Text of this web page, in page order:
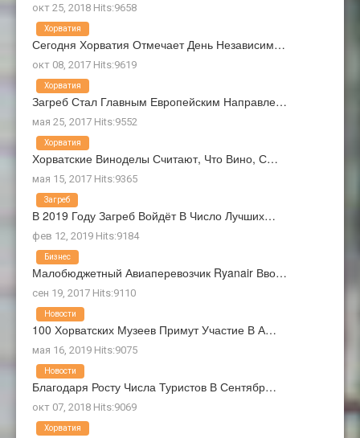
окт 25, 2018 Hits:9658
Сегодня Хорватия Отмечает День Независим…
окт 08, 2017 Hits:9619
Хорватия
Загреб Стал Главным Европейским Направле…
мая 25, 2017 Hits:9552
Хорватия
Хорватские Виноделы Считают, Что Вино, С…
мая 15, 2017 Hits:9365
Хорватия
В 2019 Году Загреб Войдёт В Число Лучших…
фев 12, 2019 Hits:9184
Загреб
Малобюджетный Авиаперевозчик Ryanair Вво…
сен 19, 2017 Hits:9110
Бизнес
100 Хорватских Музеев Примут Участие В А…
мая 16, 2019 Hits:9075
Новости
Благодаря Росту Числа Туристов В Сентябр…
окт 07, 2018 Hits:9069
Новости
Хорватия